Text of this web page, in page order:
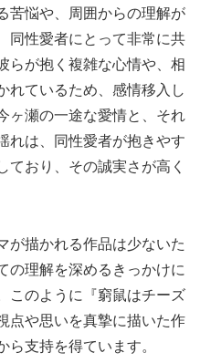
苦悩や、周囲からの理解が
同性愛者にとって非常に共
らが抱く複雑な心情や、相
れているため、感情移入し
ヶ瀬の一途な愛情と、それ
れは、同性愛者が抱きやす
ており、その誠実さが高く
が描かれる作品は少ないた
の理解を深めるきっかけに
このように『窮鼠はチーズ
点や思いを真摯に描いた作
支持を得ています。